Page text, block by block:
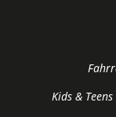
Kids & Teens